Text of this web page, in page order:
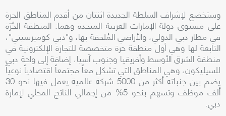
وستخضع لإشراف السلطة الجديدة اثنتان من أقدم المناطق الحرة
على مستوى دولة الإمارات العربية المتحدة وهما: المنطقة الحُرّة
في مطار دبي الدولي، والأراضي المُلحقة بها، و"دبي كوميرسيتي"،
التابعة لها وهي أول منطقة حرة متخصصة للتجارة الإلكترونية في
منطقة الشرق الأوسط وأفريقيا وجنوب آسيا، إضافة إلى واحة دبي
للسيليكون، وهي المناطق التي تشكل معاً مجتمعاً اقتصادياً نوعياً
يضم بين جنباته أكثر من 5000 شركة عالمية يعمل فيها نحو 30
ألف موظف وتسهم بنحو 5% من إجمالي الناتج المحلي لإمارة
دبي.